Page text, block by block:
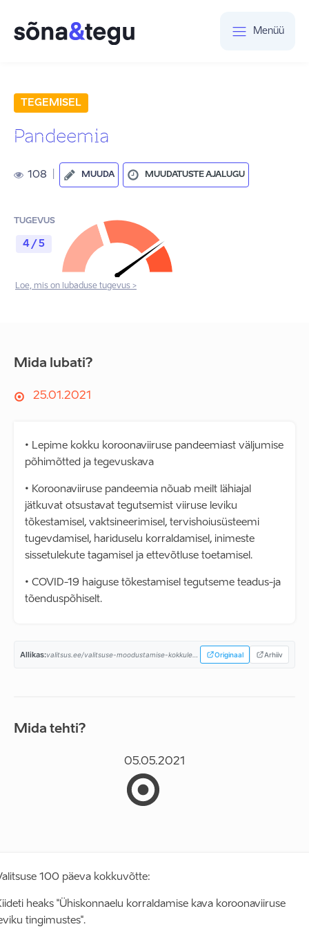
Menüü
TEGEMISEL
Pandeemia
108 MUUDA MUUDATUSTE AJALUGU
TUGEVUS
4 / 5
Loe, mis on lubaduse tugevus >
Mida lubati?
25.01.2021
• Lepime kokku koroonaviiruse pandeemiast väljumise
põhimõtted ja tegevuskava
• Koroonaviiruse pandeemia nõuab meilt lähiajal
jätkuvat otsustavat tegutsemist viiruse leviku
tõkestamisel, vaktsineerimisel, tervishoiusüsteemi
tugevdamisel, hariduselu korraldamisel, inimeste
sissetulekute tagamisel ja ettevõtluse toetamisel.
• COVID-19 haiguse tõkestamisel tegutseme teadus-ja
tõenduspõhiselt.
Allikas: Originaal Arhiiv
Mida tehti?
05.05.2021
100 päeva kokkuvõtte:
heaks "Ühiskonnaelu korraldamise kava koroonaviiruse
tingimustes".